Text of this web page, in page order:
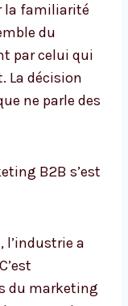
la familiarité
du
par celui qui
La décision
ne parle des
B2B s’est
l’industrie a
du marketing